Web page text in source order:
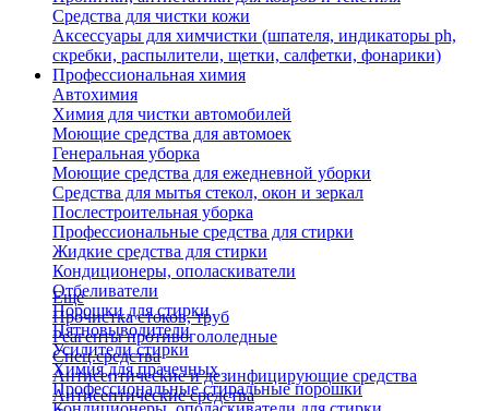
Средства для чистки кожи
Аксессуары для химчистки (шпателя, индикаторы ph,
скребки, распылители, щетки, салфетки, фонарики)
Профессиональная химия
Автохимия
Химия для чистки автомобилей
Моющие средства для автомоек
Генеральная уборка
Моющие средства для ежедневной уборки
Средства для мытья стекол, окон и зеркал
Послестроительная уборка
Профессиональные средства для стирки
Жидкие средства для стирки
Кондиционеры, ополаскиватели
Отбеливатели
Порошки для стирки
Пятновыводители
Усилители стирки
Химия для прачечных
Профессиональные стиральные порошки
Еще
Прочистка стоков, труб
Реагенты противогололедные
Спец.средства
Антисептические и дезинфицирующие средства
Антисептические средства